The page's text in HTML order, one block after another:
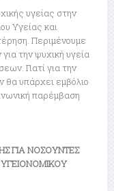
υγείας στην
Υγείας και
Περιμένουμε
την ψυχική υγεία
Γιατί για την
θα υπάρχει εμβόλιο
παρέμβαση
ΓΙΑ ΝΟΣΟΥΝΤΕΣ
ΥΓΕΙΟΝΟΜΙΚΟΥ